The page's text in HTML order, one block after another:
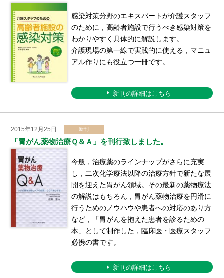
感染対策分野のエキスパートが介護スタッフ
のために，高齢者施設で行うべき感染対策を
わかりやすく具体的に解説します。
介護現場の第一線で実践的に使える，マニュ
アル作りにも役立つ一冊です。
新刊の詳細はこちら
2015年12月25日 新刊
「胃がん薬物治療Ｑ＆Ａ」を刊行致しました。
今般，治療薬のラインナップがさらに充実
し，二次化学療法以降の治療方針で新たな展
開を迎えた胃がん領域。その最新の薬物療法
の解説はもちろん，胃がん薬物治療を円滑に
行うためのノウハウや患者への対応のあり方
など，「胃がんを抱えた患者を診るための
本」として制作した，臨床医・医療スタッフ
必携の書です。
新刊の詳細はこちら